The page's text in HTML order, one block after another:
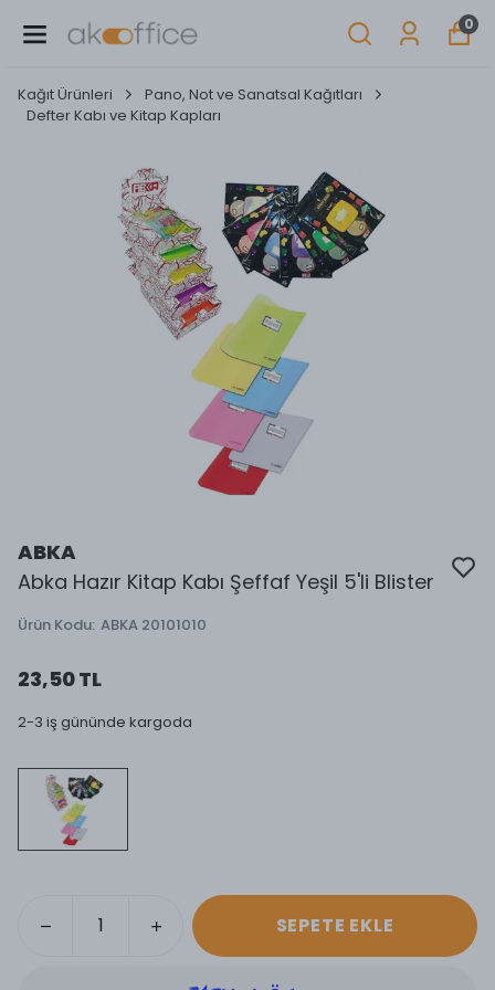
0
Kağıt Ürünleri
Pano, Not ve Sanatsal Kağıtları
Defter Kabı ve Kitap Kapları
ABKA
Abka Hazır Kitap Kabı Şeffaf Yeşil 5'li Blister
Ürün Kodu: ABKA 20101010
23,50 TL
2-3 iş gününde kargoda
SEPETE EKLE